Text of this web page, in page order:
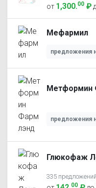
от 1,300.00 ₽
Мефармил
предложения
Метформин
предложения
Глюкофаж
335 предложений
00